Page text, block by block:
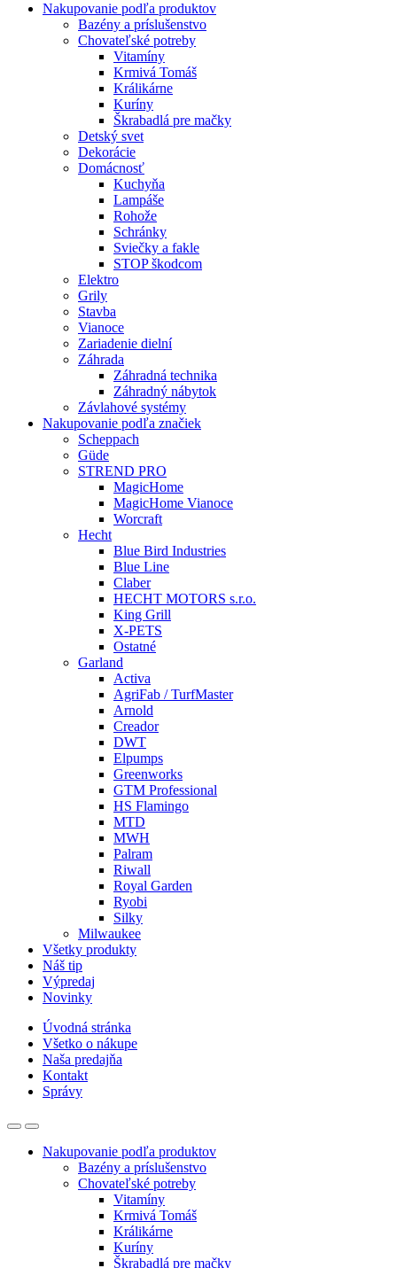
Nakupovanie podľa produktov
Bazény a príslušenstvo
Chovateľské potreby
Vitamíny
Krmivá Tomáš
Králikárne
Kuríny
Škrabadlá pre mačky
Detský svet
Dekorácie
Domácnosť
Kuchyňa
Lampáše
Rohože
Schránky
Sviečky a fakle
STOP škodcom
Elektro
Grily
Stavba
Vianoce
Zariadenie dielní
Záhrada
Záhradná technika
Záhradný nábytok
Závlahové systémy
Nakupovanie podľa značiek
Scheppach
Güde
STREND PRO
MagicHome
MagicHome Vianoce
Worcraft
Hecht
Blue Bird Industries
Blue Line
Claber
HECHT MOTORS s.r.o.
King Grill
X-PETS
Ostatné
Garland
Activa
AgriFab / TurfMaster
Arnold
Creador
DWT
Elpumps
Greenworks
GTM Professional
HS Flamingo
MTD
MWH
Palram
Riwall
Royal Garden
Ryobi
Silky
Milwaukee
Všetky produkty
Náš tip
Výpredaj
Novinky
Úvodná stránka
Všetko o nákupe
Naša predajňa
Kontakt
Správy
Nakupovanie podľa produktov
Bazény a príslušenstvo
Chovateľské potreby
Vitamíny
Krmivá Tomáš
Králikárne
Kuríny
Škrabadlá pre mačky